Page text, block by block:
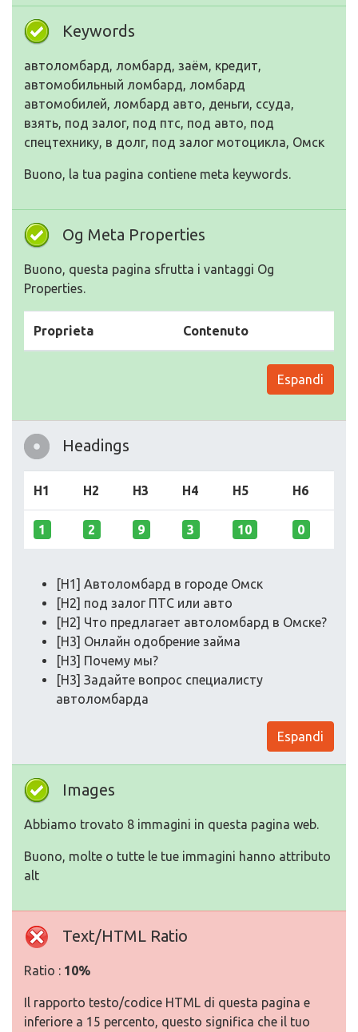
Keywords
автоломбард, ломбард, заём, кредит,
автомобильный ломбард, ломбард
автомобилей, ломбард авто, деньги, ссуда,
взять, под залог, под птс, под авто, под
спецтехнику, в долг, под залог мотоцикла, Омск
Buono, la tua pagina contiene meta keywords.
Og Meta Properties
Buono, questa pagina sfrutta i vantaggi Og
Properties.
Proprieta Contenuto
Espandi
Headings
H1 H2 H3 H4 H5 H6
1 2 9 3 10 0
[H1] Автоломбард в городе Омск
[H2] под залог ПТС или авто
[H2] Что предлагает автоломбард в Омске?
[H3] Онлайн одобрение займа
[H3] Почему мы?
[H3] Задайте вопрос специалисту
автоломбарда
Espandi
Images
Abbiamo trovato 8 immagini in questa pagina web.
Buono, molte o tutte le tue immagini hanno attributo
alt
Text/HTML Ratio
Ratio : 10%
Il rapporto testo/codice HTML di questa pagina e
inferiore a 15 percento, questo significa che il tuo